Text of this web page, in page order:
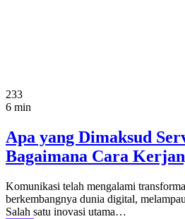
233
6 min
Apa yang Dimaksud
Bagaimana Cara
Komunikasi telah mengalami
berkembangnya dunia digital,
Salah satu inovasi utama…